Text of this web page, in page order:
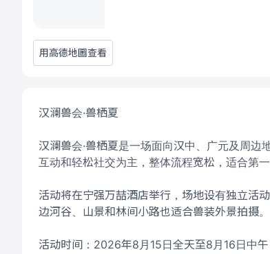
用高德地圖查看
汉澜兽会·兽栖夏
汉澜兽会·兽栖夏是一场面向汉中、广元及周
互动和轻松社交为主，整体流程宽松，适合第
活动将在宁强万喆酒店举行，场地设有独立活
边河谷、山景和林间小路也适合兽装外景拍摄。
活动时间：2026年8月15日全天至8月16日中午